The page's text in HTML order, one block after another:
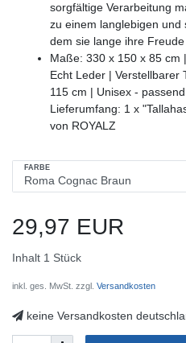
sorgfältige Verarbeitung
zu einem langlebigen und
dem sie lange ihre
Maße: 330 x 150 x 85 cm
Echt Leder | Verstellbarer
115 cm | Unisex -
Lieferumfang: 1 x
von ROYALZ
FARBE
29,97 EUR
Inhalt 1 Stück
inkl. ges. MwSt. zzgl. Versandkosten
keine Versandkosten